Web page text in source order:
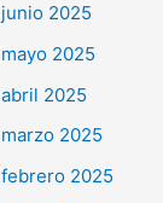
junio 2025
mayo 2025
abril 2025
marzo 2025
febrero 2025